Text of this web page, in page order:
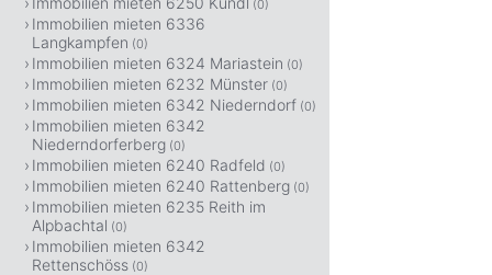
(0)
Immobilien mieten 6336
Langkampfen (0)
Immobilien mieten 6324 Mariastein (0)
Immobilien mieten 6232 Münster (0)
Immobilien mieten 6342 Niederndorf (0)
Immobilien mieten 6342
Niederndorferberg (0)
Immobilien mieten 6240 Radfeld (0)
Immobilien mieten 6240 Rattenberg (0)
Immobilien mieten 6235 Reith im
Alpbachtal (0)
Immobilien mieten 6342
Rettenschöss (0)